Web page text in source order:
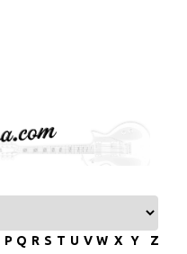
P Q R S T U V W X Y
Z